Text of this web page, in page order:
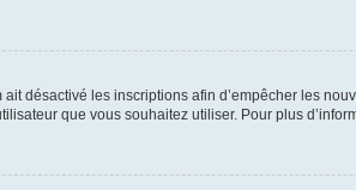
désactivé les inscriptions afin d’empêcher les
que vous souhaitez utiliser. Pour plus